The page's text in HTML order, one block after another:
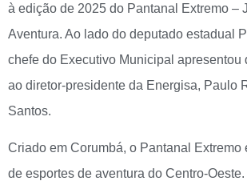
à edição de 2025 do Pantanal Extremo –
Aventura. Ao lado do deputado estadual
chefe do Executivo Municipal apresentou
ao diretor-presidente da Energisa, Paulo
Santos.
Criado em Corumbá, o Pantanal Extremo
de esportes de aventura do Centro-